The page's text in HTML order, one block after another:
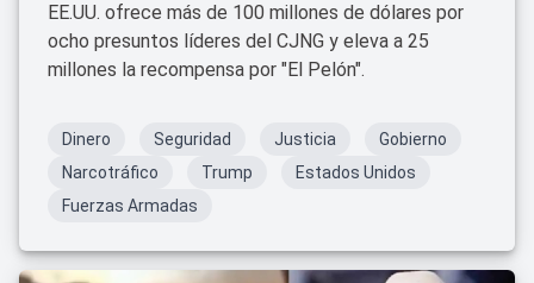
EE.UU. ofrece más de 100 millones de dólares por
ocho presuntos líderes del CJNG y eleva a 25
millones la recompensa por "El Pelón".
Dinero Seguridad Justicia
Gobierno
Narcotráfico
Trump
Estados Unidos
Fuerzas Armadas